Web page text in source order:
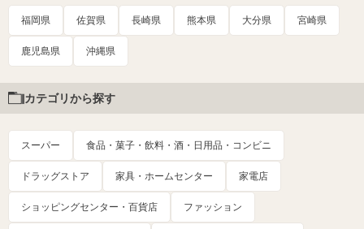
福岡県 佐賀県 長崎県 熊本県 大分県 宮崎県
鹿児島県 沖縄県
カテゴリから探す
スーパー 食品・菓子・飲料・酒・日用品・コンビニ
ドラッグストア 家具・ホームセンター 家電店
ショッピングセンター・百貨店 ファッション